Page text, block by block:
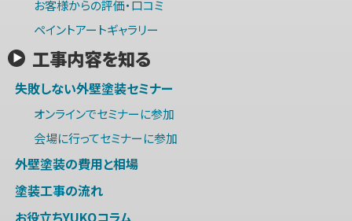
お客様からの評価・口コミ
ペイントアートギャラリー
工事内容を知る
失敗しない外壁塗装セミナー
オンラインでセミナーに参加
会場に行ってセミナーに参加
外壁塗装の費用と相場
塗装工事の流れ
お役立ちYUKOコラム